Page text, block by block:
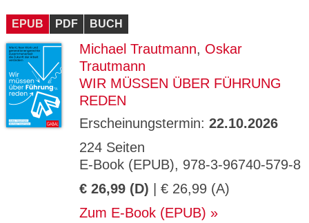
EPUB PDF BUCH
Michael Trautmann, Oskar
Trautmann
WIR MÜSSEN ÜBER FÜHRUNG
REDEN
Erscheinungstermin: 22.10.2026
224 Seiten
E-Book (EPUB), 978-3-96740-579-8
€ 26,99 (D) | € 26,99 (A)
Zum E-Book (EPUB)